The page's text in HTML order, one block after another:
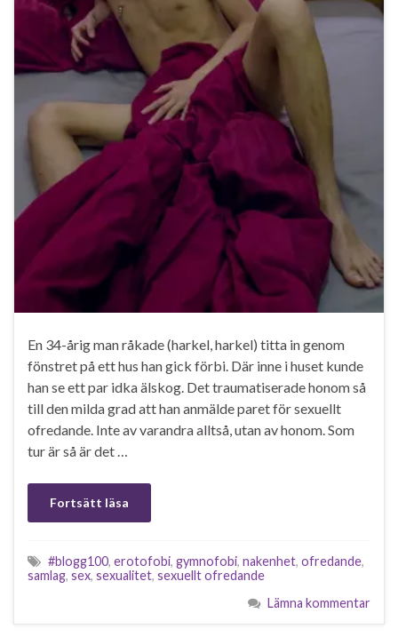
En 34-årig man råkade (harkel, harkel) titta in genom
fönstret på ett hus han gick förbi. Där inne i huset kunde
han se ett par idka älskog. Det traumatiserade honom så
till den milda grad att han anmälde paret för sexuellt
ofredande. Inte av varandra alltså, utan av honom. Som
tur är så är det …
Fortsätt läsa
#blogg100, erotofobi, gymnofobi, nakenhet, ofredande,
samlag, sex, sexualitet, sexuellt ofredande
Lämna kommentar